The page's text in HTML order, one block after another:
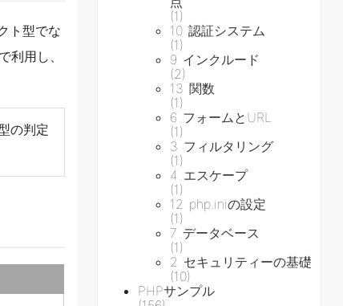
ト型でな
用し、
の判定
(1)
10 認証システム
(1)
9 インクルード
(2)
13 関数
(1)
6 フォームとURL
(1)
3 フィルタリング
(1)
4 エスケープ
(1)
12 php.iniの設定
(1)
7 データベース
(1)
2 セキュリティーの基礎
(10)
PHPサンプル